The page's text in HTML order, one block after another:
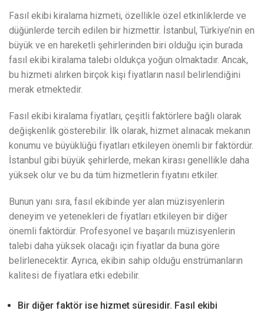
Fasıl ekibi kiralama hizmeti, özellikle özel etkinliklerde ve
düğünlerde tercih edilen bir hizmettir. İstanbul, Türkiye’nin en
büyük ve en hareketli şehirlerinden biri olduğu için burada
fasıl ekibi kiralama talebi oldukça yoğun olmaktadır. Ancak,
bu hizmeti alırken birçok kişi fiyatların nasıl belirlendiğini
merak etmektedir.
Fasıl ekibi kiralama fiyatları, çeşitli faktörlere bağlı olarak
değişkenlik gösterebilir. İlk olarak, hizmet alınacak mekanın
konumu ve büyüklüğü fiyatları etkileyen önemli bir faktördür.
İstanbul gibi büyük şehirlerde, mekan kirası genellikle daha
yüksek olur ve bu da tüm hizmetlerin fiyatını etkiler.
Bunun yanı sıra, fasıl ekibinde yer alan müzisyenlerin
deneyim ve yetenekleri de fiyatları etkileyen bir diğer
önemli faktördür. Profesyonel ve başarılı müzisyenlerin
talebi daha yüksek olacağı için fiyatlar da buna göre
belirlenecektir. Ayrıca, ekibin sahip olduğu enstrümanların
kalitesi de fiyatlara etki edebilir.
Bir diğer faktör ise hizmet süresidir. Fasıl ekibi